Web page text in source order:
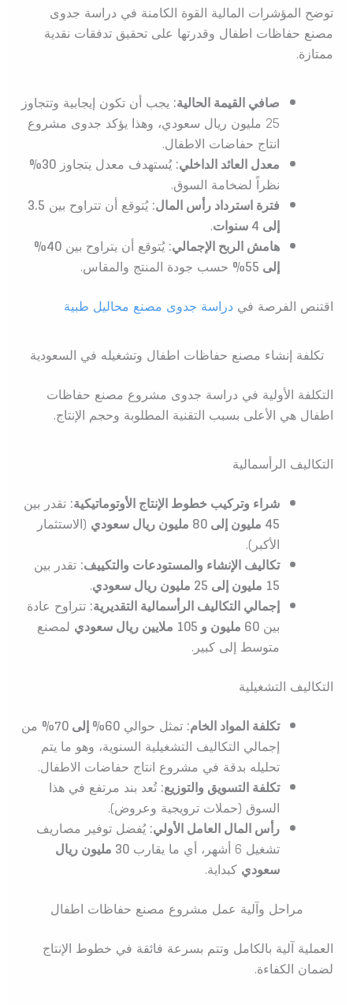
توضح المؤشرات المالية القوة الكامنة في دراسة جدوى
مصنع حفاظات اطفال وقدرتها على تحقيق تدفقات نقدية
ممتازة.
صافي القيمة الحالية:يجب أن تكون إيجابية وتتجاوز
25 مليون ريال سعودي، وهذا يؤكد جدوى مشروع
انتاج حفاضات الاطفال.
معدل العائد الداخلي:يُستهدف معدل يتجاوز 30%
نظراً لضخامة السوق.
فترة استرداد رأس المال:يُتوقع أن تتراوح بين 3.5
إلى 4 سنوات
.
هامش الربح الإجمالي:يُتوقع أن يتراوح بين
40%
إلى 55%
حسب جودة المنتج والمقاس.
اقتنص الفرصة في دراسة جدوى مصنع محاليل طبية
تكلفة إنشاء مصنع حفاظات اطفال وتشغيله في السعودية
التكلفة الأولية في دراسة جدوى مشروع مصنع حفاظات
اطفال هي الأعلى بسبب التقنية المطلوبة وحجم الإنتاج.
التكاليف الرأسمالية
شراء وتركيب خطوط الإنتاج الأوتوماتيكية:تقدر بين
45 مليون إلى 80 مليون ريال سعودي
(الاستثمار
الأكبر).
تكاليف الإنشاء والمستودعات والتكييف:تقدر بين
15 مليون إلى 25 مليون ريال سعودي
.
إجمالي التكاليف الرأسمالية التقديرية:تتراوح عادة
بين 60 مليون و 105 ملايين ريال سعودي
لمصنع
متوسط إلى كبير.
التكاليف التشغيلية
تكلفة المواد الخام:تمثل حوالي 60% إلى 70%
من
إجمالي التكاليف التشغيلية السنوية، وهو ما يتم
تحليله بدقة في مشروع انتاج حفاضات الاطفال.
تكلفة التسويق والتوزيع:تُعد بند مرتفع في هذا
السوق (حملات ترويجية وعروض).
رأس المال العامل الأولي:يُفضل توفير مصاريف
تشغيل 6 أشهر، أي ما يقارب
30 مليون ريال
سعوديكبداية.
مراحل وآلية عمل مشروع مصنع حفاظات اطفال
العملية آلية بالكامل وتتم بسرعة فائقة في خطوط الإنتاج
لضمان الكفاءة.